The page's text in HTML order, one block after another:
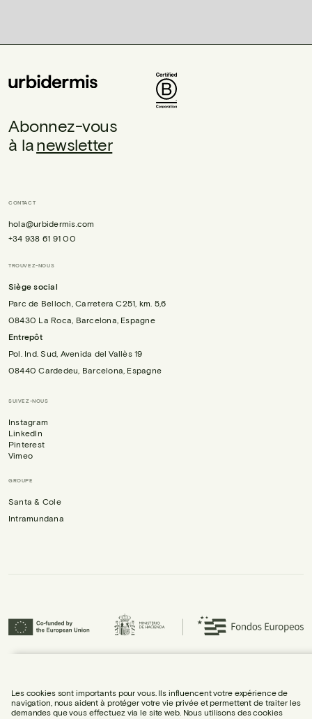
Abonnez-vous
à lanewsletter
CONTACT
hola@urbidermis.com
+34 938 61 91 00
TROUVEZ-NOUS
Siège social
Parc de Belloch, Carretera C251, km. 5,6
08430 La Roca, Barcelona, Espagne
Entrepôt
Pol. Ind. Sud, Avenida del Vallès 19
08440 Cardedeu, Barcelona, Espagne
SUIVEZ-NOUS
Instagram
LinkedIn
Pinterest
Vimeo
GROUPE
Santa & Cole
Intramundana
régional (FEDER), contribuant à la croissance économique de l’entreprise et
à son internationalisation.
Les cookies sont importants pour vous. Ils influencent votre expérience de
navigation, nous aident à protéger votre vie privée et permettent de traiter les
demandes que vous effectuez via le site web. Nous utilisons des cookies